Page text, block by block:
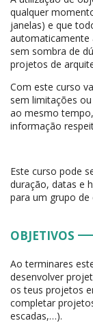
qualquer
janelas) e que
automaticamente
sem sombra de
projetos de
Com este curso
sem limitações
ao mesmo
informação
Este curso pode
duração, datas e
para um grupo
OBJETIVOS
Ao terminares
desenvolver
os teus projetos
completar
escadas,…).